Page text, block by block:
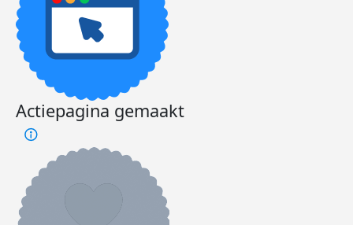
Actiepagina gemaakt